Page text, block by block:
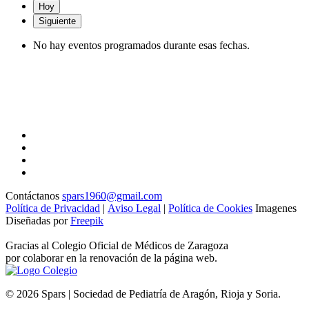
Hoy
Siguiente
No hay eventos programados durante esas fechas.
Contáctanos spars1960@gmail.com
Política de Privacidad | Aviso Legal | Política de Cookies Imagenes
Diseñadas porFreepik
Gracias al Colegio Oficial de Médicos de Zaragoza
por colaborar en la renovación de la página web.
© 2026 Spars | Sociedad de Pediatría de Aragón, Rioja y Soria.